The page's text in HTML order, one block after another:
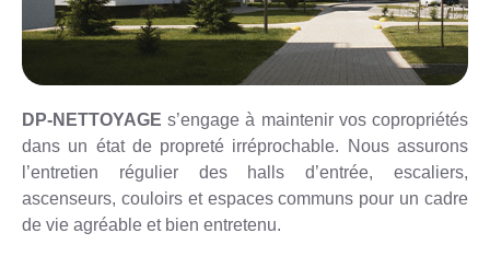
DP-NETTOYAGE s’engage à maintenir vos copropriétés
dans un état de propreté irréprochable. Nous assurons
l’entretien régulier des halls d’entrée, escaliers,
ascenseurs, couloirs et espaces communs pour un cadre
de vie agréable et bien entretenu.